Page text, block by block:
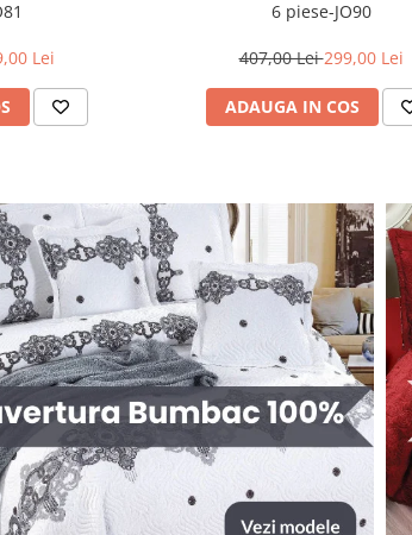
Lei
6 piese-JO90
407,00 Lei299,00 Lei
ADAUGA IN COS